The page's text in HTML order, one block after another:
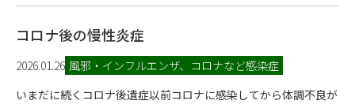
コロナ後の慢性炎症
2026.01.26 風邪・インフルエンザ、コロナなど感染症
いまだに続くコロナ後遺症以前コロナに感染してから体調不良が